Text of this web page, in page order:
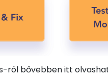
ról bővebben itt